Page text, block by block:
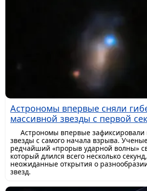
Астрономы впервые сняли
массивной звезды с первой
Астрономы впервые зафиксировали
звезды с самого начала взрыва.
редчайший «прорыв ударной волны»
который длился всего несколько
неожиданные открытия о
звезд.